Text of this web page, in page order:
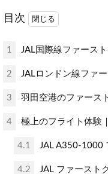
目次
1 JAL国際線ファース
2 JALロンドン線ファ
3 羽田空港のファース
4 極上のフライト体験
4.1 JAL A350-1000
4.2 JAL ファースト